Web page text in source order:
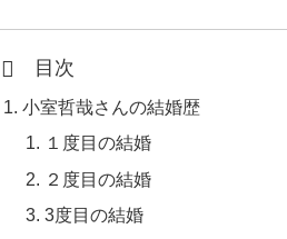
目次
小室哲哉さんの結婚歴
１度目の結婚
２度目の結婚
3度目の結婚